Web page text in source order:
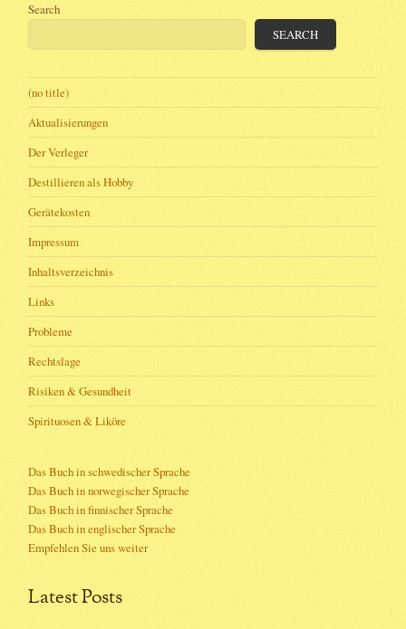
Search
SEARCH
(no title)
Aktualisierungen
Der Verleger
Destillieren als Hobby
Gerätekosten
Impressum
Inhaltsverzeichnis
Links
Probleme
Rechtslage
Risiken & Gesundheit
Spirituosen & Liköre
Das Buch in schwedischer Sprache
Das Buch in norwegischer Sprache
Das Buch in finnischer Sprache
Das Buch in englischer Sprache
Empfehlen Sie uns weiter
Latest Posts